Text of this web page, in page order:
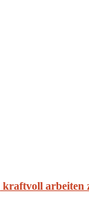
kraftvoll arbeiten